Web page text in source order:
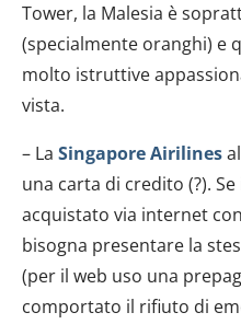
Tower, la Malesia è
(specialmente oranghi) e
molto istruttive
vista.
– La Singapore Airilines
una carta di credito (?).
acquistato via internet
bisogna presentare la
(per il web uso una
comportato il rifiuto di